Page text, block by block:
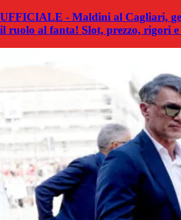
UFFICIALE - Maldini al Cagliari,
il ruolo al fanta! Slot, prezzo, rigori e